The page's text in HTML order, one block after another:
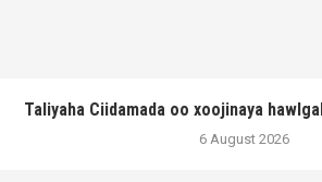
Taliyaha Ciidamada oo xoojinaya
6 August 2026